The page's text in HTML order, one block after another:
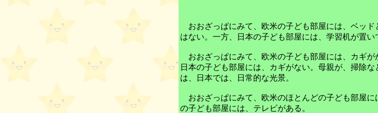
おおざっぱにみて、欧米の子ども部屋には、ベッド
はない。一方、日本の子ども部屋には、学習机が置い
おおざっぱにみて、欧米の子ども部屋には、カギが
日本の子ども部屋には、カギがない。母親が、掃除
は、日本では、日常的な光景。
おおざっぱにみて、欧米のほとんどの子ども部屋に
の子ども部屋には、テレビがある。